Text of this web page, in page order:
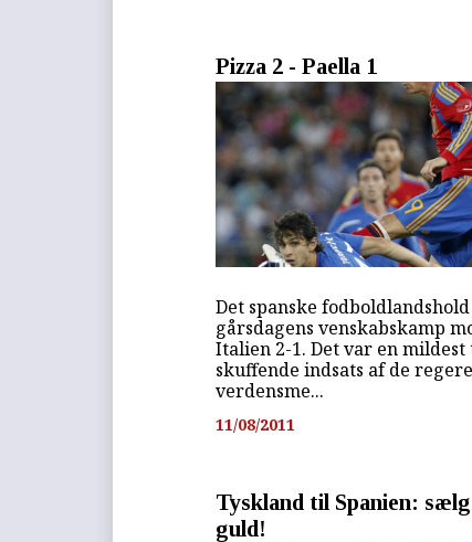
Pizza 2 - Paella 1
Det spanske
gårsdagens venskabskamp
Italien 2-1. Det var en mildest
skuffende indsats af de
verdensme...
11/08/2011
Tyskland til Spanien:
guld!